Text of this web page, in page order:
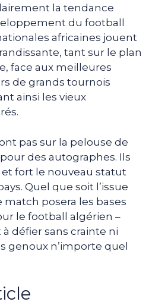
la tendance
du football
africaines jouent
tant sur le plan
face aux meilleures
de grands tournois
ainsi les vieux
pas sur la pelouse de
des autographes. Ils
fort le nouveau statut
Quel que soit l’issue
match posera les bases
le football algérien –
défier sans crainte ni
genoux n’importe quel